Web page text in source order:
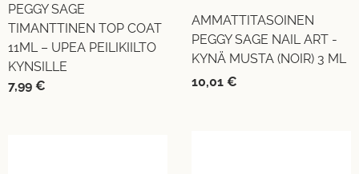
PEGGY SAGE
TIMANTTINEN TOP COAT
11ML – UPEA PEILIKIILTO
KYNSILLE
7,99 €
AMMATTITASOINEN
PEGGY SAGE NAIL ART -
KYNÄ MUSTA (NOIR) 3 ML
10,01 €